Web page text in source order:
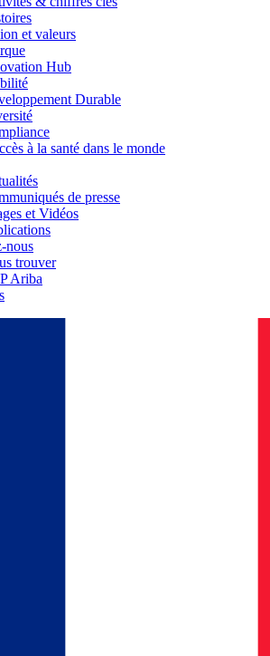
et valeurs
Hub
Durable
à la santé dans le monde
de presse
et Vidéos
nous
trouver
Ariba